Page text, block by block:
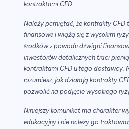
kontraktami CFD.
Należy pamiętać, że kontrakty CFD
finansowe i wiążą się z wysokim
środków z powodu dźwigni
inwestorów detalicznych traci
kontraktami CFD u tego dostawcy.
rozumiesz, jak działają kontrakty
pozwolić na podjęcie wysokiego
Niniejszy komunikat ma charakter
edukacyjny i nie należy go